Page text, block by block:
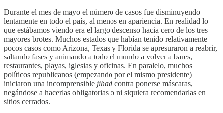
Durante el mes de mayo el número de casos fue disminuyendo
lentamente en todo el país, al menos en apariencia. En realidad lo
que estábamos viendo era el largo descenso hacia cero de los tres
mayores brotes. Muchos estados que habían tenido relativamente
pocos casos como Arizona, Texas y Florida se apresuraron a reabrir,
saltando fases y animando a todo el mundo a volver a bares,
restaurantes, playas, iglesias y oficinas. En paralelo, muchos
políticos republicanos (empezando por el mismo presidente)
iniciaron una incomprensible jihad contra ponerse máscaras,
negándose a hacerlas obligatorias o ni siquiera recomendarlas en
sitios cerrados.